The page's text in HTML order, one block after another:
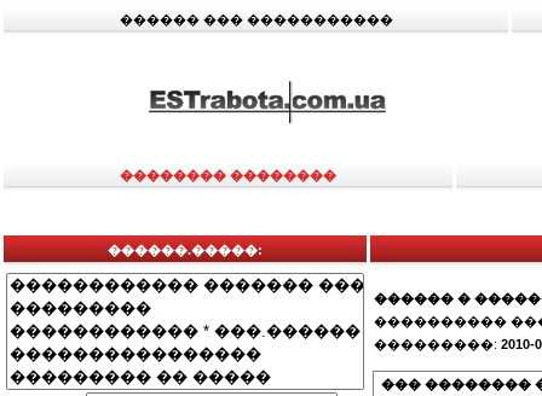
������ ��� �����������
�������� ��������
������.�����:
������ �
����������
���������: 2010-
��� ��������